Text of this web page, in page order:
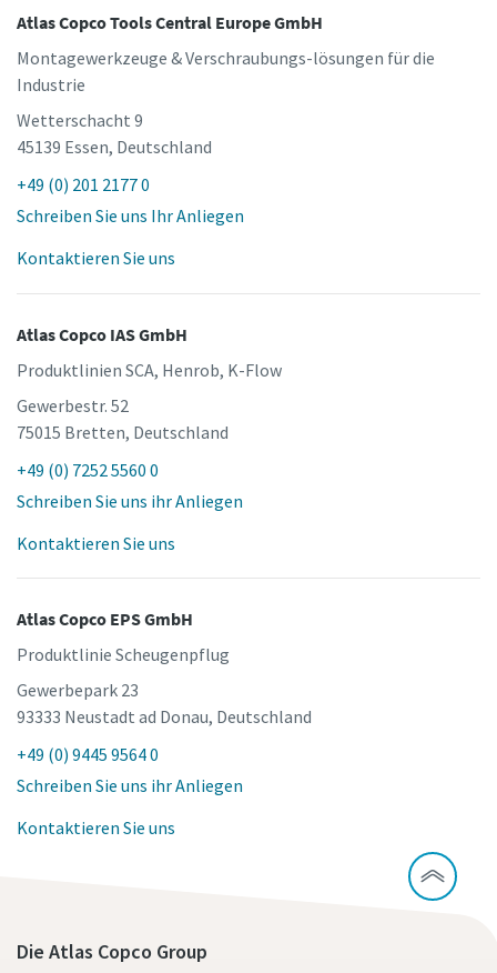
Atlas Copco Tools Central Europe GmbH
Montagewerkzeuge & Verschraubungs-lösungen für die
Industrie
Wetterschacht 9
45139 Essen, Deutschland
+49 (0) 201 2177 0
Schreiben Sie uns Ihr Anliegen
Kontaktieren Sie uns
Atlas Copco IAS GmbH
Produktlinien SCA, Henrob, K-Flow
Gewerbestr. 52
75015 Bretten, Deutschland
+49 (0) 7252 5560 0
Schreiben Sie uns ihr Anliegen
Kontaktieren Sie uns
Atlas Copco EPS GmbH
Produktlinie Scheugenpflug
Gewerbepark 23
93333 Neustadt ad Donau, Deutschland
+49 (0) 9445 9564 0
Schreiben Sie uns ihr Anliegen
Kontaktieren Sie uns
Die Atlas Copco Group